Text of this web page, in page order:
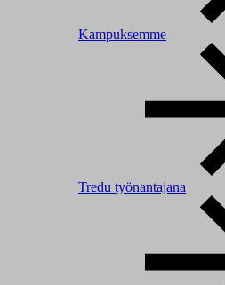
Kampuksemme
Tredu työnantajana